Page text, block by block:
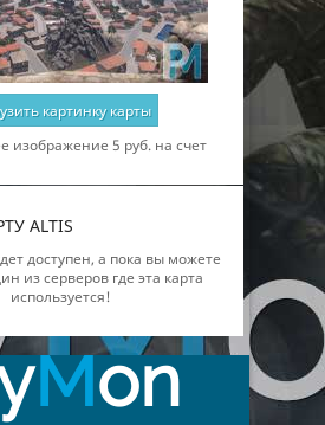
картинку карты
изображение 5 руб. на счет
ALTIS
доступен, а пока вы можете
из серверов где эта карта
используется!
Mon